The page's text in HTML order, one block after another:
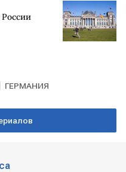
России
ГЕРМАНИЯ